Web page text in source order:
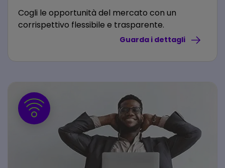
Cogli le opportunità del mercato con un
corrispettivo flessibile e trasparente.
Guarda i dettagli